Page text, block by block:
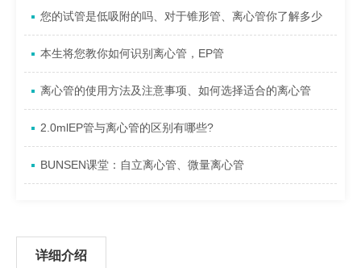
您的试管是低吸附的吗、对于锥形管、离心管你了解多少
本生将您教你如何识别离心管，EP管
离心管的使用方法及注意事项、如何选择适合的离心管
2.0mlEP管与离心管的区别有哪些?
BUNSEN课堂：自立离心管、微量离心管
详细介绍